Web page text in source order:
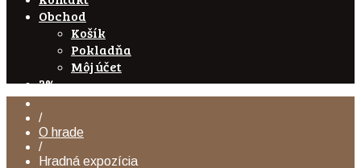
Obchod
Košík
Pokladňa
Môj účet
2%
/
O hrade
/
Hradná expozícia